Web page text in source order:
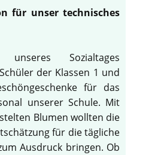
für unser technisches
Sozialtages
der Klassen 1 und
für das
unserer Schule. Mit
Blumen wollten die
für die tägliche
Ausdruck bringen. Ob